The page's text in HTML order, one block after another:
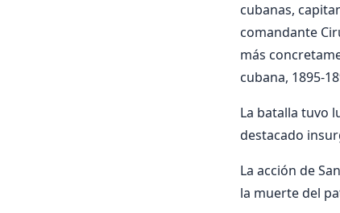
cubanas,
comandante
más
cubana, 1895-
La batalla tuvo
destacado
La acción de
la muerte del